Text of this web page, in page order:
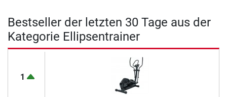
Bestseller der letzten 30 Tage aus der
Kategorie Ellipsentrainer
1